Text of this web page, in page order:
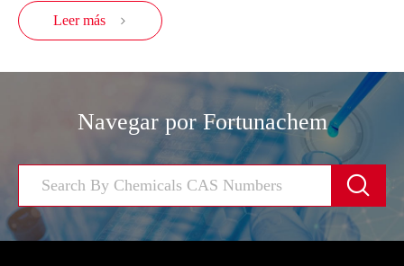
Leer más 
Navegar por Fortunachem
